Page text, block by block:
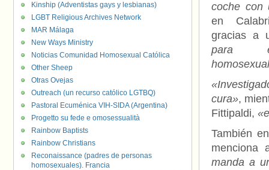
coche con
en
gracias a
para
cura»,
Fittipaldi,
También
menciona
manda a
Kinship (Adventistas gays y lesbianas)
LGBT Religious Archives Network
MAR Málaga
New Ways Ministry
Noticias Comunidad Homosexual Católica
Other Sheep
Otras Ovejas
Outreach (un recurso católico LGTBQ)
Pastoral Ecuménica VIH-SIDA (Argentina)
Progetto su fede e omosessualità
Rainbow Baptists
Rainbow Christians
Reconaissance (padres de personas
homosexuales). Francia